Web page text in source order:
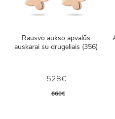
Rausvo aukso apvalūs
auskarai su drugeliais (356)
528€
660€